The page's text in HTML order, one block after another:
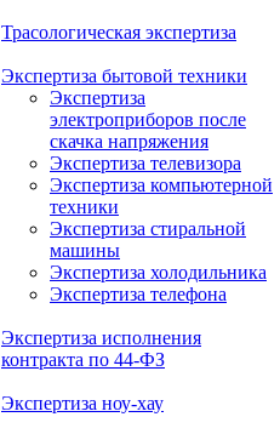
Трасологическая экспертиза
Экспертиза бытовой техники
Экспертиза
электроприборов после
скачка напряжения
Экспертиза телевизора
Экспертиза компьютерной
техники
Экспертиза стиральной
машины
Экспертиза холодильника
Экспертиза телефона
Экспертиза исполнения
контракта по 44-ФЗ
Экспертиза ноу-хау